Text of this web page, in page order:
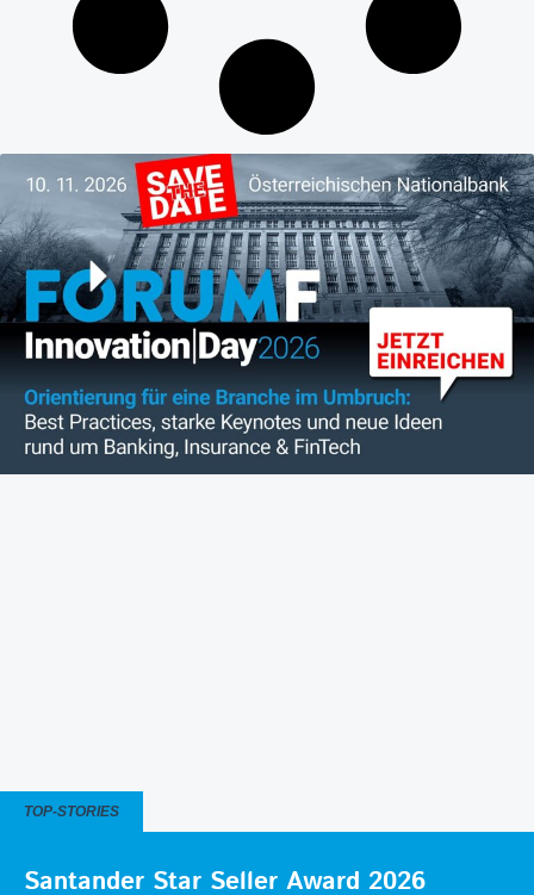
TOP-STORIES
Santander Star Seller Award 2026